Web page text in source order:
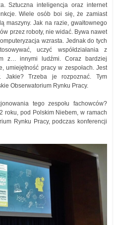
Sztuczna inteligencja oraz internet
Wiele osób boi się, że zamiast
maszyny. Jak na razie, gwałtownego
przez roboty, nie widać. Bywa nawet
wzrasta. Jednak do tych
uczyć współdziałania z
z… innymi ludźmi. Coraz bardziej
umiejętność pracy w zespołach. Jest
Jakie? Trzeba je rozpoznać. Tym
Obserwatorium Rynku Pracy.
tego zespołu fachowców?
roku, pod Polskim Niebem, w ramach
Rynku Pracy, podczas konferencji